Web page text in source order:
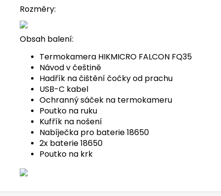
Rozměry:
Obsah balení:
Termokamera HIKMICRO FALCON FQ35
Návod v češtině
Hadřík na čištění čočky od prachu
USB-C kabel
Ochranný sáček na termokameru
Poutko na ruku
Kufřík na nošení
Nabíječka pro baterie 18650
2x baterie 18650
Poutko na krk